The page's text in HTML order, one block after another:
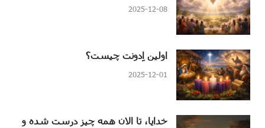
2025-12-08
اولین اِدونت چیست؟
2025-12-01
خدایا، تا الان همه چیز درست شده و